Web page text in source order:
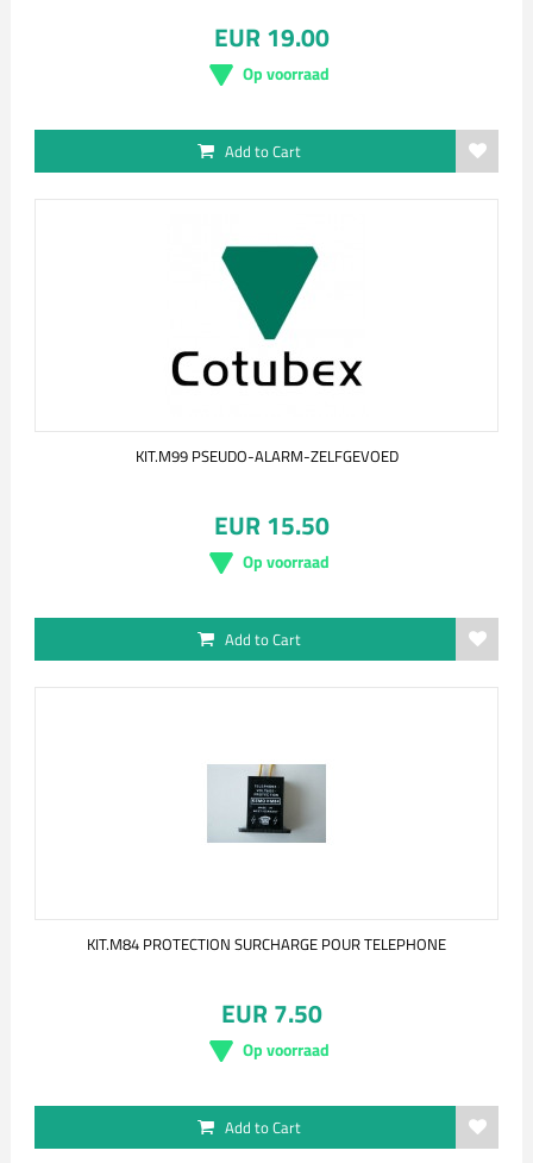
EUR 19.00
Op voorraad
Add to Cart
KIT.M99 PSEUDO-ALARM-ZELFGEVOED
EUR 15.50
Op voorraad
Add to Cart
KIT.M84 PROTECTION SURCHARGE POUR TELEPHONE
EUR 7.50
Op voorraad
Add to Cart